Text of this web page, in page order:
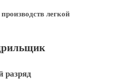
легкой
разряд